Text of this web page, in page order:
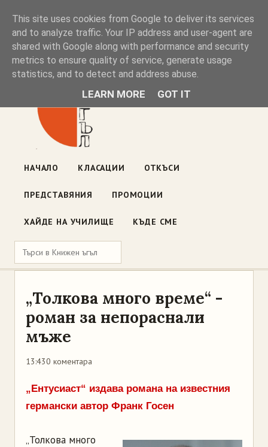
Книжен ъгъл
Блог на книжарницата — класации, откъси, нови книги
ул. „Оборище" 117, София· пон–пет 10:00–19:00 ·
НАЧАЛО КЛАСАЦИИ ОТКЪСИ
ПРЕДСТАВЯНИЯ ПРОМОЦИИ
ХАЙДЕ НА УЧИЛИЩЕ КЪДЕ СМЕ
„Толкова много време“ -
роман за непораснали
мъже
13:430 коментара
„Ентусиаст“ издава романа на известния
германски автор Франк Госен
„Толкова много
This site uses cookies from Google to deliver its services
and to analyze traffic. Your IP address and user-agent are
shared with Google along with performance and security
metrics to ensure quality of service, generate usage
statistics, and to detect and address abuse.
LEARN MORE GOT IT